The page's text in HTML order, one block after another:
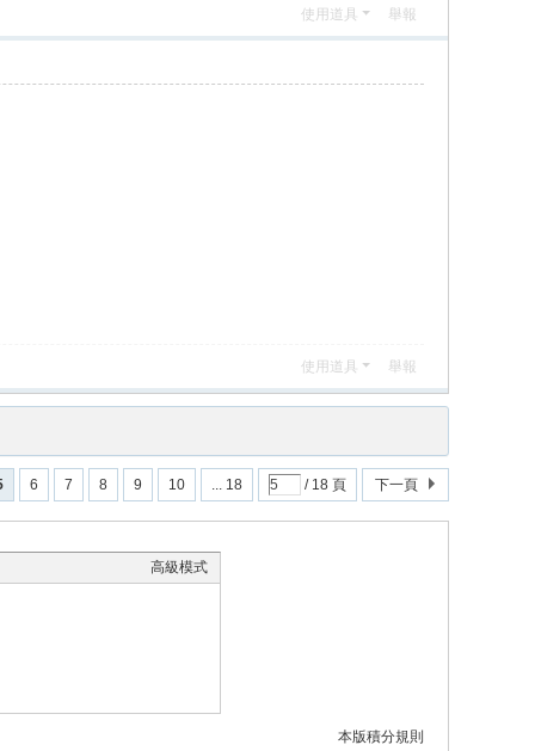
使用道具 舉報
使用道具 舉報
6 7 8 9 10 ... 18 / 18 頁 下一頁
高級模式
本版積分規則